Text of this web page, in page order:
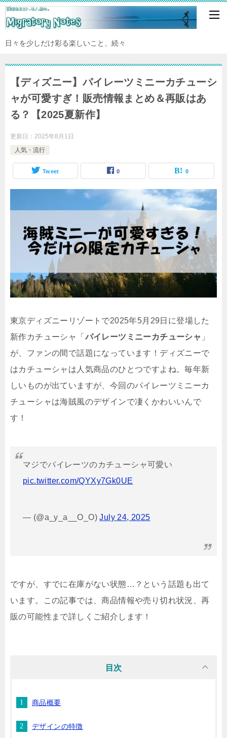
日々を少しだけ彩る楽しいこと、続々
【ディズニー】パイレーツミニーカチューシ
ャが可愛すぎ！販売情報まとめ＆再販はあ
る？【2025夏新作】
更新日： 2025年8月1日
人気・流行
Tweet 0 0
東京ディズニーリゾートで2025年5月29日に登場した
新作カチューシャ「 パイレーツミニーカチューシャ 」
が、ファンの間で話題になっています！ディズニーで
はカチューシャは人気商品のひとつですよね。毎年新
しいものが出ていますが、今回のパイレーツミニーカ
チューシャは海賊風のデザインで凄くかわいいんで
す！
マジでパイレーツのカチューシャ可愛い︎︎
pic.twitter.com/QYXy7Gk0UE
— (@a_y_a__O_O)July 24, 2025
ですが、すでに在庫がない状態…？という話題も出て
います。この記事では、商品情報や売り切れ状況、再
販の可能性まで詳しくご紹介します！
目次
商品概要
デザインの特徴